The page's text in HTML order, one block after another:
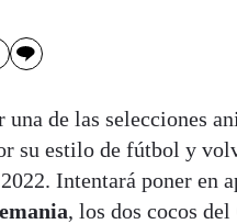
una de las selecciones
su estilo de fútbol y
Intentará poner en
, los dos cocos del